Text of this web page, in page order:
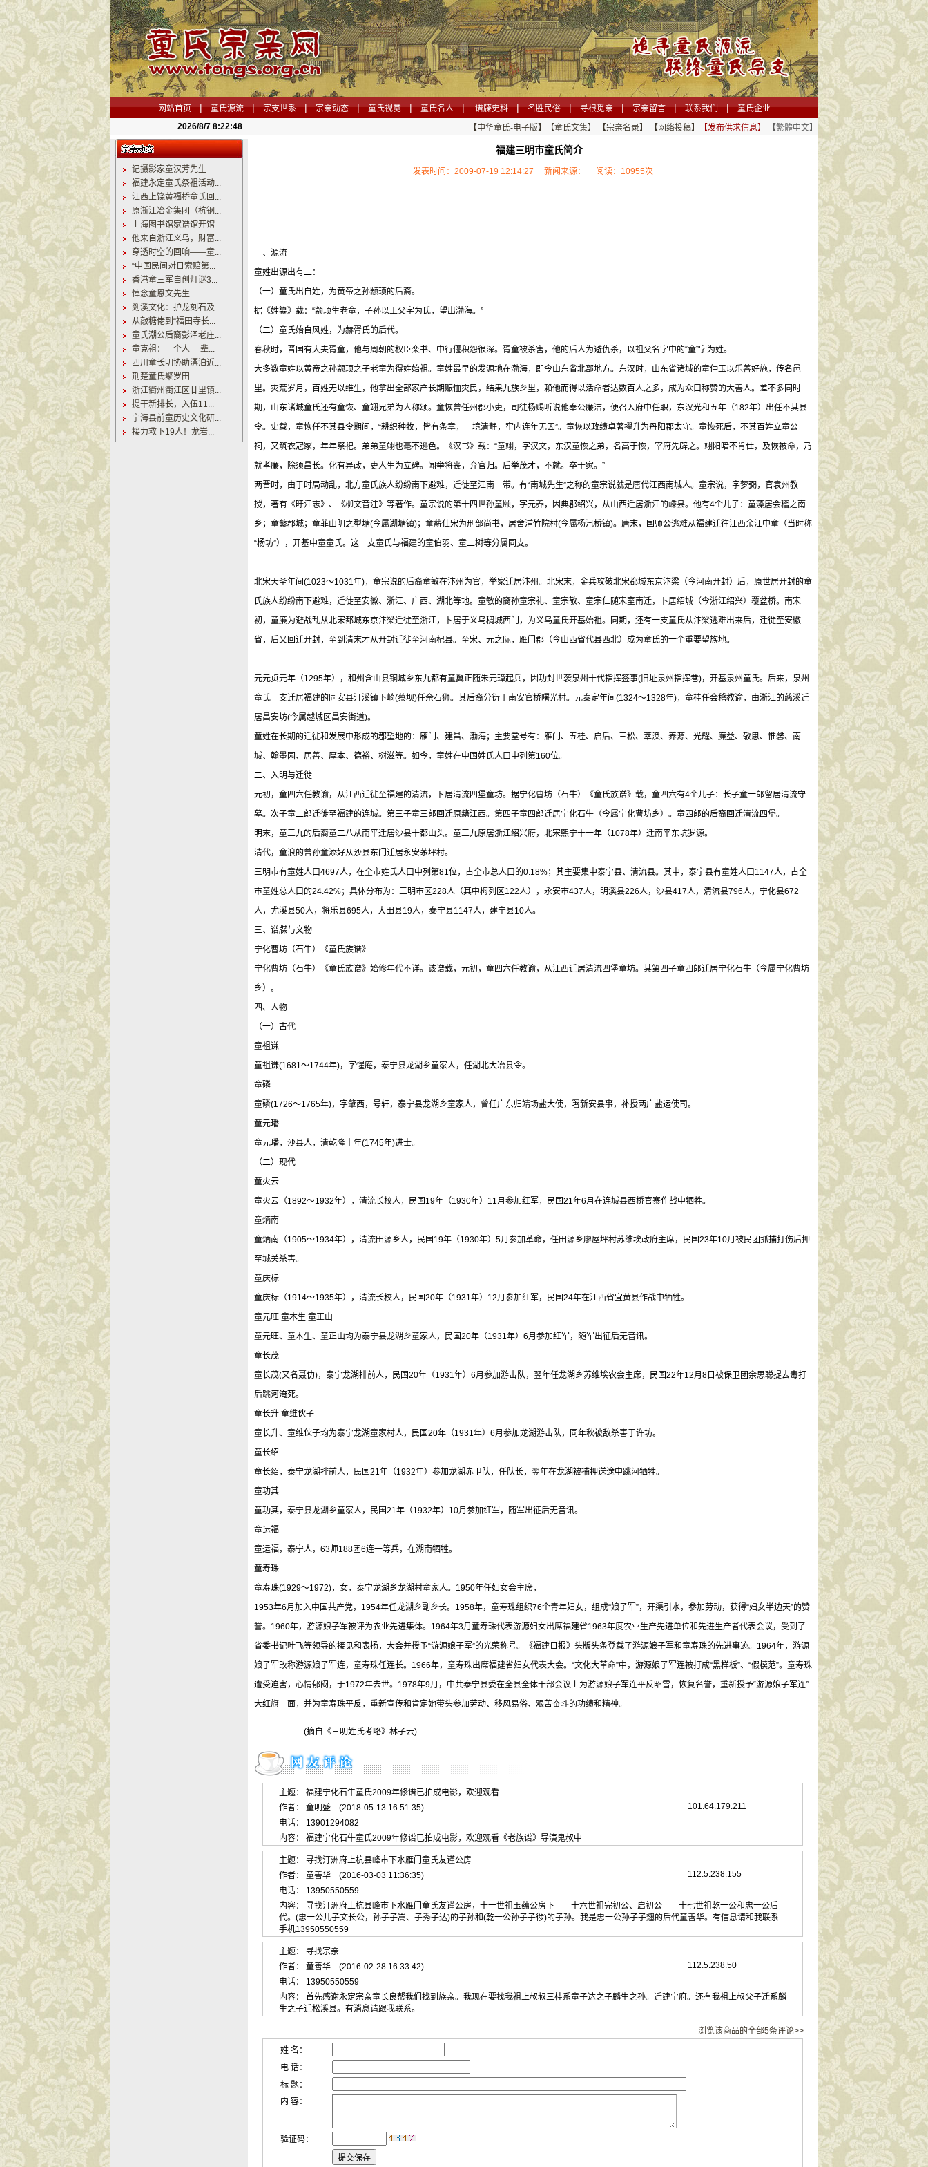
网站首页 | 童氏源流 | 宗支世系 | 宗亲动态 | 童氏视觉 | 童氏名人 | 谱牒史料 | 名胜民俗 | 寻根觅亲 | 宗亲留言 | 联系我们 |
童氏企业
2026/8/7 8:22:49
【中华童氏-电子版】 【童氏文集】 【宗亲名录】 【网络投稿】 【发布供求信息】 【繁體中文】
记摄影家童汉芳先生
福建永定童氏祭祖活动...
江西上饶黄福桥童氏回...
原浙江冶金集团（杭钢...
上海图书馆家谱馆开馆...
他来自浙江义乌，财富...
穿透时空的回响——童...
“中国民间对日索赔第...
香港童三军自创灯谜3...
悼念童恩文先生
剡溪文化：护龙刻石及...
从敲糖佬到“福田寺长...
童氏潮公后裔彭泽老庄...
童克祖：一个人 一辈...
四川童长明协助漂泊近...
荆楚童氏聚罗田
浙江衢州衢江区廿里镇...
提干新排长，入伍11...
宁海县前童历史文化研...
接力救下19人！龙岩...
福建三明市童氏简介
发表时间：2009-07-19 12:14:27 新闻来源： 阅读：10955次
一、源流
童姓出源出有二：
（一）童氏出自姓，为黄帝之孙颛顼的后裔。
据《姓纂》载：“颛顼生老童，子孙以王父字为氏，望出渤海。”
（二）童氏始自风姓，为赫胥氏的后代。
春秋时，晋国有大夫胥童，他与周朝的权臣栾书、中行偃积怨很深。胥童被杀害，他的后人为避仇杀，以祖父名字中的“童”字为姓。
大多数童姓以黄帝之孙颛顼之子老童为得姓始祖。童姓最早的发源地在渤海，即今山东省北部地方。东汉时，山东省诸城的童仲玉以乐善好施，传名邑
里。灾荒岁月，百姓无以维生，他拿出全部家产长期赈恤灾民，结果九族乡里，赖他而得以活命者达数百人之多，成为众口称赞的大善人。差不多同时
期，山东诸城童氏还有童恢、童翊兄弟为人称颂。童恢曾任州郡小吏，司徒杨赐听说他奉公廉洁，便召入府中任职，东汉光和五年（182年）出任不其县
令。史载，童恢任不其县令期间，“耕织种牧，皆有条章，一境清静，牢内连年无囚”。童恢以政绩卓著擢升为丹阳郡太守。童恢死后，不其百姓立童公
祠，又筑衣冠冢，年年祭祀。弟弟童翊也毫不逊色。《汉书》载：“童翊，字汉文，东汉童恢之弟，名高于恢，宰府先辟之。翊阳喑不肯仕，及恢被命，乃
就孝廉，除须昌长。化有异政，吏人生为立碑。闻举将丧，弃官归。后举茂才，不就。卒于家。”
两晋时，由于时局动乱，北方童氏族人纷纷南下避难，迁徙至江南一带。有“南城先生”之称的童宗说就是唐代江西南城人。童宗说，字梦弼，官袁州教
授，著有《旴江志》、《柳文音注》等著作。童宗说的第十四世孙童颐，字元养，因典郡绍兴，从山西迁居浙江的嵊县。他有4个儿子：童藻居会稽之南
乡；童蘩郡城；童菲山阴之型塘(今属湖塘镇)；童薪仕宋为刑部尚书，居舍浦竹院村(今属杨汛桥镇)。唐末，国师公逃难从福建迁往江西余江中童（当时称
“杨坊”），开基中童童氏。这一支童氏与福建的童伯羽、童二树等分属同支。
北宋天圣年间(1023～1031年)，童宗说的后裔童敏在汴州为官，举家迁居汴州。北宋末，金兵攻破北宋都城东京汴梁（今河南开封）后，原世居开封的童
氏族人纷纷南下避难，迁徙至安徽、浙江、广西、湖北等地。童敏的裔孙童宗礼、童宗敬、童宗仁随宋室南迁，卜居绍城（今浙江绍兴）覆盆桥。南宋
初，童廉为避战乱从北宋都城东京汴梁迁徙至浙江，卜居于义乌稠城西门，为义乌童氏开基始祖。同期，还有一支童氏从汴梁逃难出来后，迁徙至安徽
省，后又回迁开封，至到清末才从开封迁徙至河南杞县。至宋、元之际，雁门郡（今山西省代县西北）成为童氏的一个重要望族地。
元元贞元年（1295年），和州含山县铜城乡东九都有童翼正随朱元璋起兵，因功封世袭泉州十代指挥签事(旧址泉州指挥巷)，开基泉州童氏。后来，泉州
童氏一支迁居福建的同安县汀溪镇下崎(蔡坝)任佘石狮。其后裔分衍于南安官桥曙光村。元泰定年间(1324～1328年)，童桂任会稽教谕，由浙江的慈溪迁
居昌安坊(今属越城区昌安街道)。
童姓在长期的迁徙和发展中形成的郡望地的：雁门、建昌、渤海；主要堂号有：雁门、五桂、启后、三松、萃涣、养源、光耀、廉益、敬思、惟馨、南
城、翰墨园、居善、厚本、德裕、树滋等。如今，童姓在中国姓氏人口中列第160位。
二、入明与迁徙
元初，童四六任教谕，从江西迁徙至福建的清流，卜居清流四堡童坊。据宁化曹坊（石牛）《童氏族谱》载，童四六有4个儿子：长子童一郎留居清流守
墓。次子童二郎迁徙至福建的连城。第三子童三郎回迁原籍江西。第四子童四郎迁居宁化石牛（今属宁化曹坊乡）。童四郎的后裔回迁清流四堡。
明末，童三九的后裔童二八从南平迁居沙县十都山头。童三九原居浙江绍兴府，北宋熙宁十一年（1078年）迁南平东坑罗源。
清代，童浪的曾孙童添好从沙县东门迁居永安茅坪村。
三明市有童姓人口4697人，在全市姓氏人口中列第81位，占全市总人口的0.18%；其主要集中泰宁县、清流县。其中，泰宁县有童姓人口1147人，占全
市童姓总人口的24.42%；具体分布为：三明市区228人（其中梅列区122人），永安市437人，明溪县226人，沙县417人，清流县796人，宁化县672
人，尤溪县50人，将乐县695人，大田县19人，泰宁县1147人，建宁县10人。
三、谱牒与文物
宁化曹坊（石牛）《童氏族谱》
宁化曹坊（石牛）《童氏族谱》始修年代不详。该谱载，元初，童四六任教谕，从江西迁居清流四堡童坊。其第四子童四郎迁居宁化石牛（今属宁化曹坊
乡）。
四、人物
（一）古代
童祖谦
童祖谦(1681～1744年)，字惺庵，泰宁县龙湖乡童家人，任湖北大冶县令。
童磷
童磷(1726～1765年)，字肇西，号轩，泰宁县龙湖乡童家人，曾任广东归靖场盐大使，署新安县事，补授两广盐运使司。
童元璠
童元璠，沙县人，清乾隆十年(1745年)进士。
（二）现代
童火云
童火云（1892～1932年），清流长校人，民国19年（1930年）11月参加红军，民国21年6月在连城县西桥官寨作战中牺牲。
童炳南
童炳南（1905～1934年），清流田源乡人，民国19年（1930年）5月参加革命，任田源乡廖屋坪村苏维埃政府主席，民国23年10月被民团抓捕打伤后押
至城关杀害。
童庆标
童庆标（1914～1935年），清流长校人，民国20年（1931年）12月参加红军，民国24年在江西省宜黄县作战中牺牲。
童元旺 童木生 童正山
童元旺、童木生、童正山均为泰宁县龙湖乡童家人，民国20年（1931年）6月参加红军，随军出征后无音讯。
童长茂
童长茂(又名聂仂)，泰宁龙湖排前人，民国20年（1931年）6月参加游击队，翌年任龙湖乡苏维埃农会主席，民国22年12月8日被保卫团余思聪捉去毒打
后跳河淹死。
童长升 童维伙子
童长升、童维伙子均为泰宁龙湖童家村人，民国20年（1931年）6月参加龙湖游击队，同年秋被敌杀害于许坊。
童长绍
童长绍，泰宁龙湖排前人，民国21年（1932年）参加龙湖赤卫队，任队长，翌年在龙湖被捕押送途中跳河牺牲。
童功其
童功其，泰宁县龙湖乡童家人，民国21年（1932年）10月参加红军，随军出征后无音讯。
童运福
童运福，泰宁人，63师188团6连一等兵，在湖南牺牲。
童寿珠
童寿珠(1929～1972)，女，泰宁龙湖乡龙湖村童家人。1950年任妇女会主席，
1953年6月加入中国共产党，1954年任龙湖乡副乡长。1958年，童寿珠组织76个青年妇女，组成“娘子军”，开渠引水，参加劳动，获得“妇女半边天”的赞
誉。1960年，游源娘子军被评为农业先进集体。1964年3月童寿珠代表游源妇女出席福建省1963年度农业生产先进单位和先进生产者代表会议，受到了
省委书记叶飞等领导的接见和表扬，大会并授予“游源娘子军”的光荣称号。《福建日报》头版头条登载了游源娘子军和童寿珠的先进事迹。1964年，游源
娘子军改称游源娘子军连，童寿珠任连长。1966年，童寿珠出席福建省妇女代表大会。“文化大革命”中，游源娘子军连被打成“黑样板”、“假模范”。童寿珠
遭受迫害，心情郁闷，于1972年去世。1978年9月，中共泰宁县委在全县全体干部会议上为游源娘子军连平反昭雪，恢复名誉，重新授予“游源娘子军连”
大红旗一面，并为童寿珠平反，重新宣传和肯定她带头参加劳动、移风易俗、艰苦奋斗的功绩和精神。
(摘自《三明姓氏考略》林子云)
主题： 福建宁化石牛童氏2009年修谱已拍成电影，欢迎观看
作者： 童明盛 (2018-05-13 16:51:35)
101.64.179.211
电话： 13901294082
内容： 福建宁化石牛童氏2009年修谱已拍成电影，欢迎观看《老族谱》导演鬼叔中
主题： 寻找汀洲府上杭县峰市下水雁门童氏友谨公房
作者： 童善华 (2016-03-03 11:36:35)
112.5.238.155
电话： 13950550559
内容： 寻找汀洲府上杭县峰市下水雁门童氏友谨公房，十一世祖玉蕴公房下——十六世祖完初公、启初公——十七世祖乾一公和忠一公后
代。(忠一公儿子文长公，孙子子嵩、子秀子达)的子孙和(乾一公孙子子徏)的子孙。我是忠一公孙子子翘的后代童善华。有信息请和我联系
手机13950550559
主题： 寻找宗亲
作者： 童善华 (2016-02-28 16:33:42)
112.5.238.50
电话： 13950550559
内容： 首先感谢永定宗亲童长良帮我们找到族亲。我现在要找我祖上叔叔三桂系童子达之子麟生之孙。迁建宁府。还有我祖上叔父子迁系麟
生之子迁松溪县。有消息请跟我联系。
浏览该商品的全部5条评论>>
姓 名：
电 话：
标 题：
内 容：
验证码：